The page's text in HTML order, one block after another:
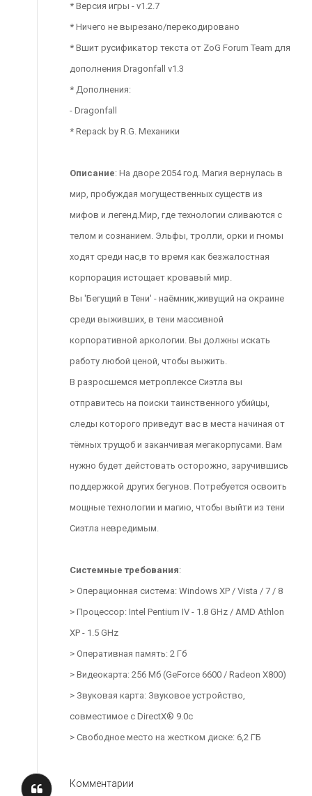
* Версия игры - v1.2.7
* Ничего не вырезано/перекодировано
* Вшит русификатор текста от ZoG Forum Team для
дополнения Dragonfall v1.3
* Дополнения:
- Dragonfall
* Repack by R.G. Механики
Описание: На дворе 2054 год. Магия вернулась в
мир, пробуждая могущественных существ из
мифов и легенд.Мир, где технологии сливаются с
телом и сознанием. Эльфы, тролли, орки и гномы
ходят среди нас,в то время как безжалостная
корпорация истощает кровавый мир.
Вы 'Бегущий в Тени' - наёмник,живущий на окраине
среди выживших, в тени массивной
корпоративной аркологии. Вы должны искать
работу любой ценой, чтобы выжить.
В разросшемся метроплексе Сиэтла вы
отправитесь на поиски таинственного убийцы,
следы которого приведут вас в места начиная от
тёмных трущоб и заканчивая мегакорпусами. Вам
нужно будет дейстовать осторожно, заручившись
поддержкой других бегунов. Потребуется освоить
мощные технологии и магию, чтобы выйти из тени
Сиэтла невредимым.
Системные требования:
> Операционная система: Windows XP / Vista / 7 / 8
> Процессор: Intel Pentium IV - 1.8 GHz / AMD Athlon
XP - 1.5 GHz
> Оперативная память: 2 Гб
> Видеокарта: 256 Мб (GeForce 6600 / Radeon X800)
> Звуковая карта: Звуковое устройство,
совместимое с DirectX® 9.0с
> Свободное место на жестком диске: 6,2 ГБ
Комментарии